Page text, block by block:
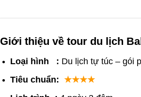
Giới thiệu về tour du lịch
Loại hình : Du lịch tự túc – gói
Tiêu chuẩn: ★★★★